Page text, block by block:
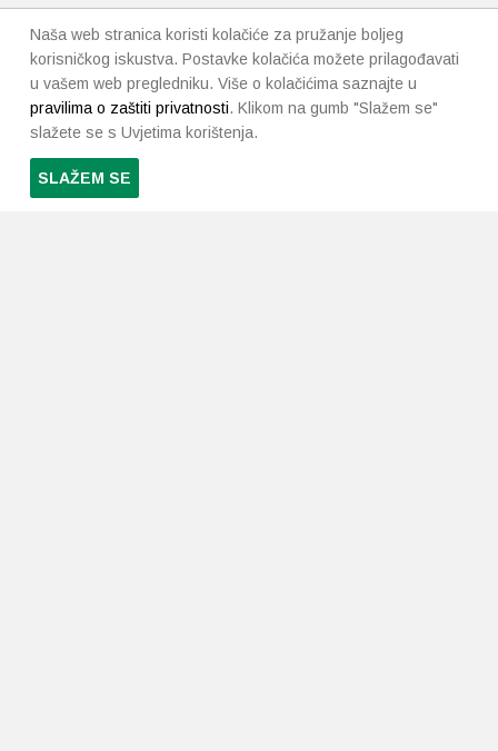
Naša web stranica koristi kolačiće za pružanje boljeg
korisničkog iskustva. Postavke kolačića možete prilagođavati
u vašem web pregledniku. Više o kolačićima saznajte u
pravilima o zaštiti privatnosti. Klikom na gumb "Slažem se"
slažete se s Uvjetima korištenja.
SLAŽEM SE